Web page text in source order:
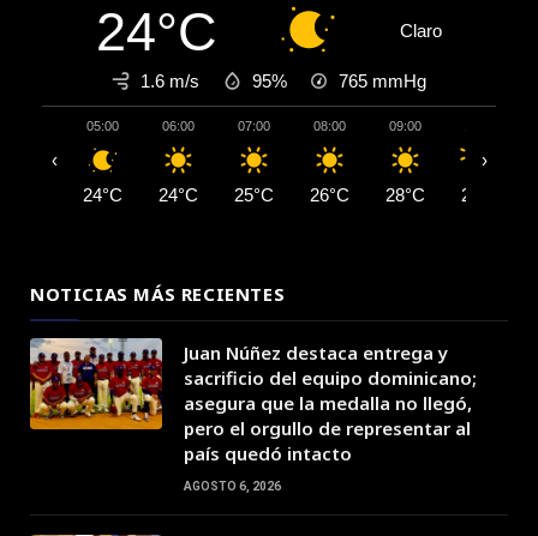
24°C Claro
1.6 m/s 95% 765 mmHg
05:00
24°C
06:00
24°C
07:00
25°C
08:00
26°C
09:00
28°C 29°C
‹ ›
NOTICIAS MÁS RECIENTES
Juan Núñez destaca entrega y
sacrificio del equipo dominicano;
asegura que la medalla no llegó,
pero el orgullo de representar al
país quedó intacto
AGOSTO 6, 2026